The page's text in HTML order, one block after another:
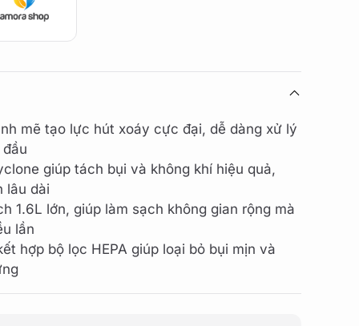
mẽ tạo lực hút xoáy cực đại, dễ dàng xử lý
giúp tách bụi và không khí hiệu quả,
lâu dài
1.6L lớn, giúp làm sạch không gian rộng mà
lần
hợp bộ lọc HEPA giúp loại bỏ bụi mịn và